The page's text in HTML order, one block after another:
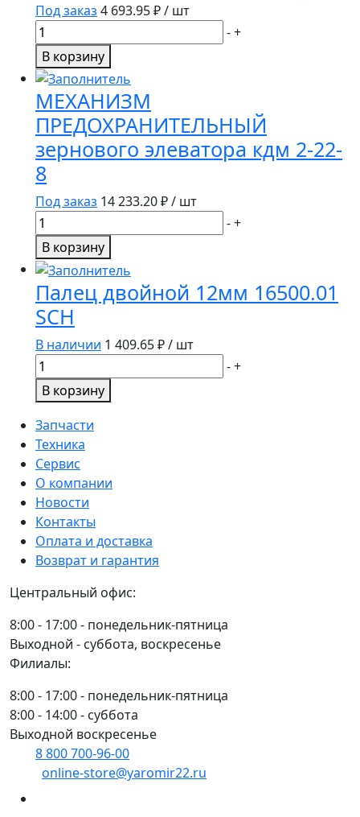
Под заказ 4 693.95₽ / шт
Количество
товара
Шкив
натяжной
заднего
контрпривода
алюм.
10.01.30.900А
/
10.01.30.370
-+
В корзину
МЕХАНИЗМ
ПРЕДОХРАНИТЕЛЬНЫЙ
зернового элеватора кдм 2-22-
8
Под заказ 14 233.20₽ / шт
Количество
товара
МЕХАНИЗМ
ПРЕДОХРАНИТЕЛЬНЫЙ
зернового
элеватора
кдм
2-
22-
-+
В корзину
Палец двойной 12мм 16500.01
SCH
В наличии 1 409.65₽ / шт
Количество
товара
Палец
двойной
12мм
16500.01
SCH
-+
В корзину
Запчасти
Техника
Сервис
О компании
Новости
Контакты
Оплата и доставка
Возврат и гарантия
Центральный офис:
8:00 - 17:00 - понедельник-пятница
Выходной - суббота, воскресенье
Филиалы:
8:00 - 17:00 - понедельник-пятница
8:00 - 14:00 - суббота
Выходной воскресенье
8 800 700-96-00
online-store@yaromir22.ru